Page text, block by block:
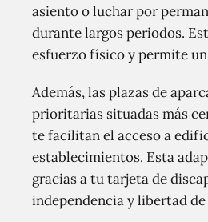
asiento o luchar por
durante largos periodos.
esfuerzo físico y permite
Además, las plazas de
prioritarias situadas más
te facilitan el acceso a
establecimientos. Esta
gracias a tu tarjeta de
independencia y libertad